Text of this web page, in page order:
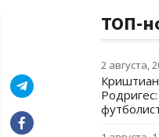
ТОП-
2 августа,